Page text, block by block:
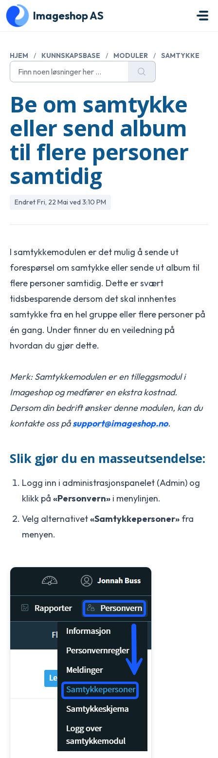
Gå til hovedinnhold
Imageshop AS
HJEM / KUNNSKAPSBASE / MODULER / SAMTYKKE
Be om samtykke
eller send album
til flere personer
samtidig
Endret Fri, 22 Mai ved 3:10 PM
I samtykkemodulen er det mulig å sende ut
forespørsel om samtykke eller sende ut album til
flere personer samtidig. Dette er svært
tidsbesparende dersom det skal innhentes
samtykke fra en hel gruppe eller flere personer på
én gang. Under finner du en veiledning på
hvordan du gjør dette.
Merk: Samtykkemodulen er en tilleggsmodul i
Imageshop og medfører en ekstra kostnad.
Dersom din bedrift ønsker denne modulen, kan du
kontakte oss påsupport@imageshop.no.
Slik gjør du en masseutsendelse:
Logg inn i administrasjonspanelet (Admin) og
klikk på «Personvern» i menylinjen.
Velg alternativet«Samtykkepersoner» fra
menyen.